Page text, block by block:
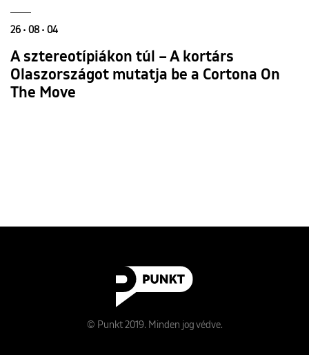
26 • 08 • 04
A sztereotípiákon túl – A kortárs
Olaszországot mutatja be a Cortona On
The Move
© Punkt 2019. Minden jog védve.